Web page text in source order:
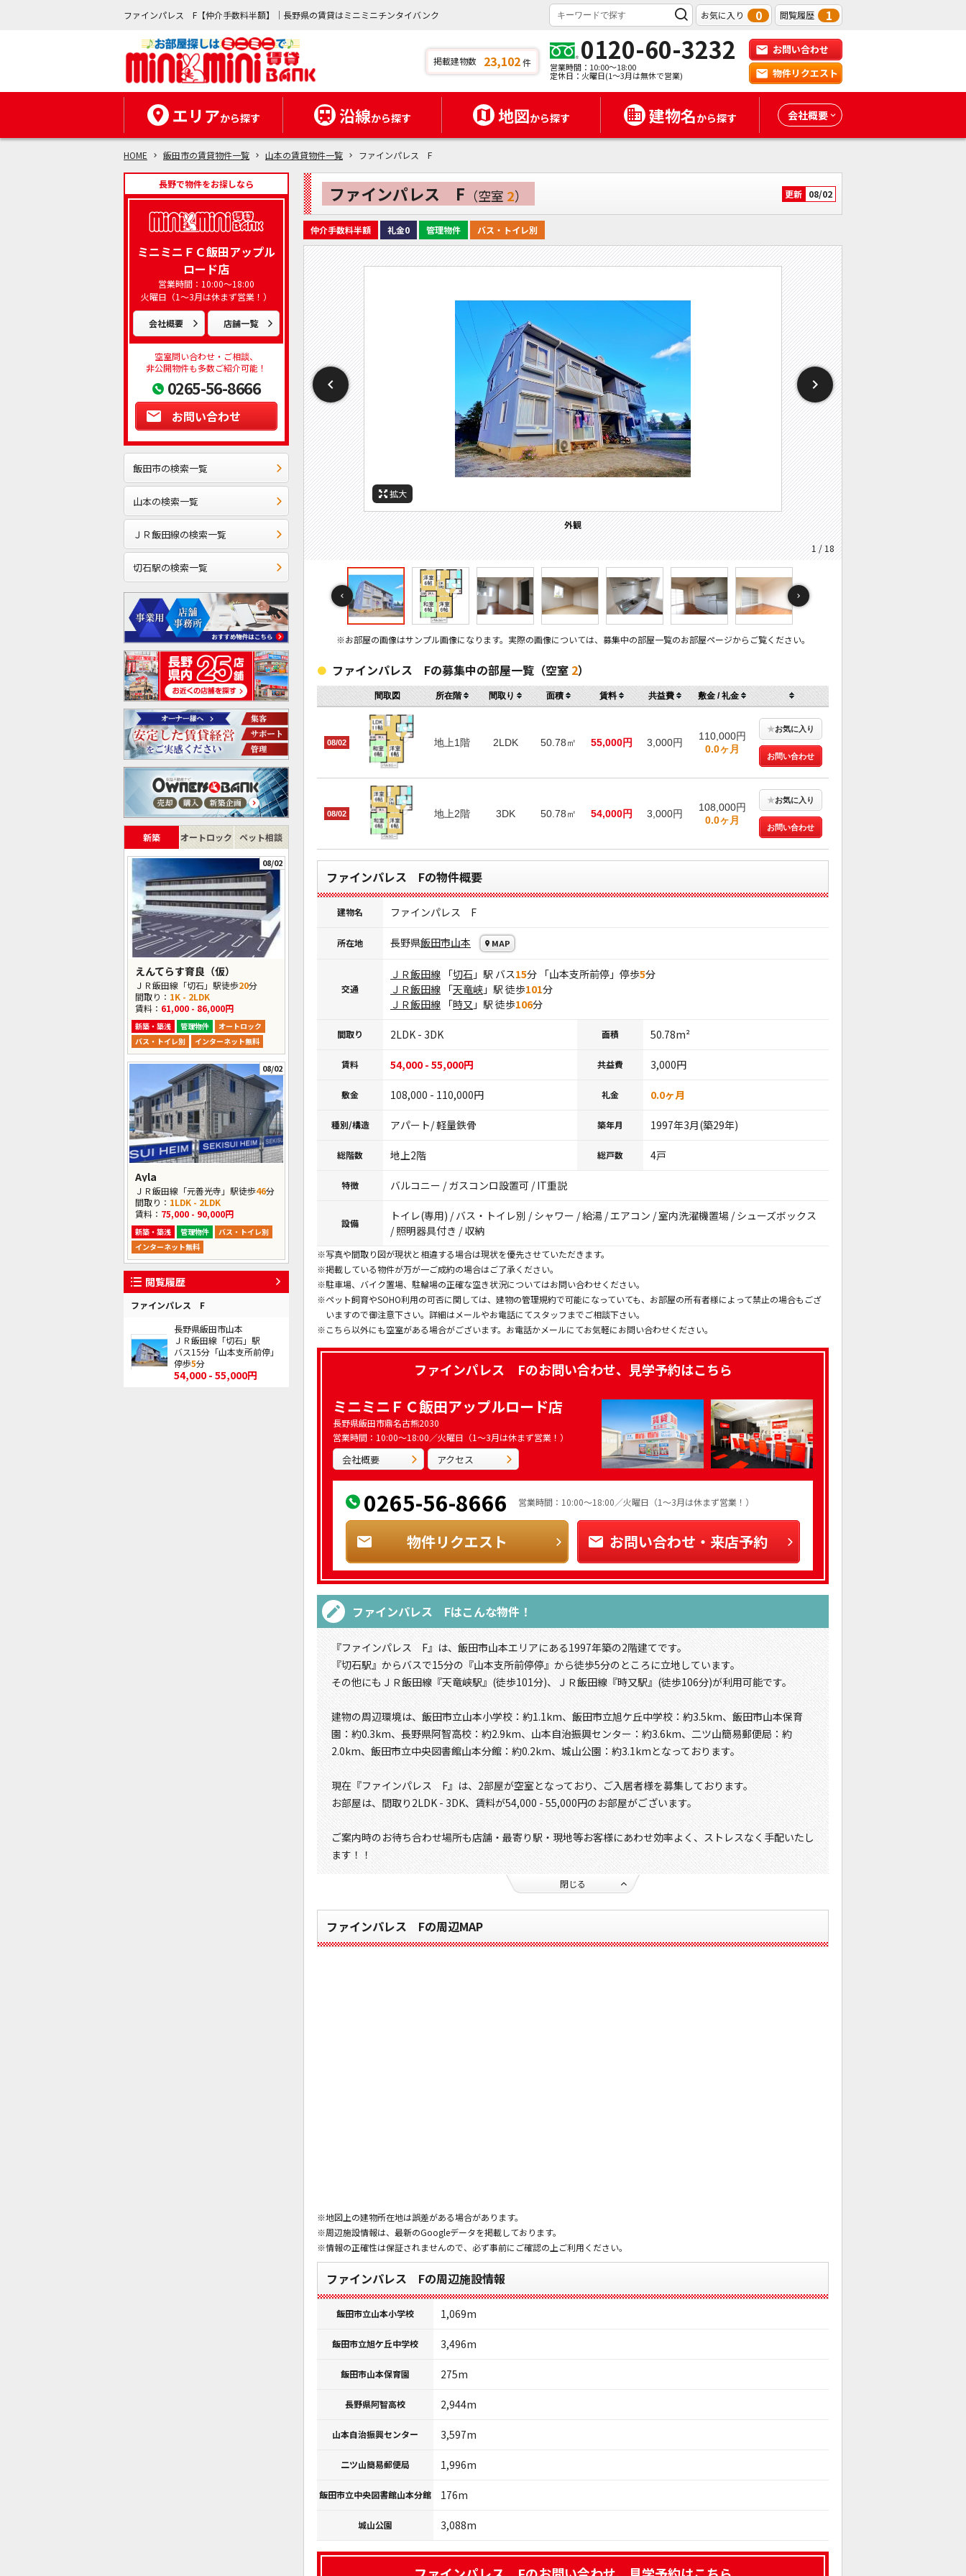
ファインパレス F【仲介手数料半額】｜長野県の賃貸はミニミニチンタイバンク お気に入り 0 閲覧履歴 1
掲載建物数 23,102件 0120-60-3232
営業時間：10:00～18:00
定休日：火曜日(1～3月は無休で営業)
お問い合わせ
物件リクエスト
エリアから探す 沿線から探す 地図から探す 建物名から探す 会社概要
HOME 飯田市の賃貸物件一覧 山本の賃貸物件一覧 ファインパレス F
長野で物件をお探しなら
ミニミニＦＣ飯田アップル
ロード店
営業時間：10:00～18:00
火曜日（1～3月は休まず営業！）
会社概要 店舗一覧
空室問い合わせ・ご相談、
非公開物件も多数ご紹介可能！
0265-56-8666
お問い合わせ
飯田市の検索一覧
山本の検索一覧
ＪＲ飯田線の検索一覧
切石駅の検索一覧
新築 オートロック ペット相談
08/02
えんてらす育良（仮）
ＪＲ飯田線「切石」駅徒歩20分
間取り： 1K - 2LDK
賃料： 61,000 - 86,000円
新築・築浅 管理物件
オートロック
バス・トイレ別
インターネット無料
08/02
Ayla
ＪＲ飯田線「元善光寺」駅徒歩46分
間取り： 1LDK - 2LDK
賃料： 75,000 - 90,000円
新築・築浅 管理物件
バス・トイレ別
インターネット無料
閲覧履歴
ファインパレス F
長野県飯田市山本
ＪＲ飯田線「切石」駅
バス15分「山本支所前停」
停歩5分
54,000 - 55,000円
ファインパレス F （空室 2） 更新 08/02
仲介手数料半額 礼金0 管理物件 バス・トイレ別
拡大
外観
1 / 18
拡大
間取
間取り
拡大
居間
拡大
居間
拡大
キッチン
拡大
キッチン
拡大
寝室
拡大
風呂
拡大
風呂
拡大
トイレ
拡大
収納
拡大
洗面
拡大
バルコニー
拡大
設備
拡大
玄関
拡大
その他画像
拡大
セキュリティ
拡大
周辺施設：中学校
※お部屋の画像はサンプル画像になります。実際の画像については、募集中の部屋一覧のお部屋ページからご覧ください。
ファインパレス Fの募集中の部屋一覧（空室 2）
間取図 所在階 間取り 面積 賃料 共益費 敷金 / 礼金
08/02 地上1階 2LDK 50.78㎡ 55,000円 3,000円
110,000円
0.0ヶ月
★お気に入り
お問い合わせ
08/02 地上2階 3DK 50.78㎡ 54,000円 3,000円
108,000円
0.0ヶ月
★お気に入り
お問い合わせ
ファインパレス Fの物件概要
建物名 ファインパレス F
所在地 長野県飯田市山本 MAP
交通
ＪＲ飯田線 「切石 」駅 バス15分 「山本支所前停」停歩5分
ＪＲ飯田線 「天竜峡 」駅 徒歩101分
ＪＲ飯田線 「時又 」駅 徒歩106分
間取り 2LDK - 3DK 面積 50.78m²
賃料 54,000 - 55,000円 共益費 3,000円
敷金 108,000 - 110,000円 礼金 0.0ヶ月
種別/構造 アパート/ 軽量鉄骨 築年月 1997年3月(築29年)
総階数 地上2階 総戸数 4戸
特徴 バルコニー / ガスコンロ設置可 / IT重説
設備
トイレ(専用) / バス・トイレ別 / シャワー / 給湯 / エアコン / 室内洗濯機置場 / シューズボックス
/ 照明器具付き / 収納
※写真や間取り図が現状と相違する場合は現状を優先させていただきます。
※掲載している物件が万が一ご成約の場合はご了承ください。
※駐車場、バイク置場、駐輪場の正確な空き状況についてはお問い合わせください。
※ペット飼育やSOHO利用の可否に関しては、建物の管理規約で可能になっていても、お部屋の所有者様によって禁止の場合もござ
いますので御注意下さい。詳細はメールやお電話にてスタッフまでご相談下さい。
※こちら以外にも空室がある場合がございます。お電話かメールにてお気軽にお問い合わせください。
ファインパレス Fのお問い合わせ、見学予約はこちら
ミニミニＦＣ飯田アップルロード店
長野県飯田市鼎名古熊2030
営業時間：10:00～18:00／火曜日（1～3月は休まず営業！）
会社概要 アクセス
0265-56-8666 営業時間：10:00～18:00／火曜日（1～3月は休まず営業！）
物件リクエスト お問い合わせ・来店予約
ファインパレス Fはこんな物件！
『ファインパレス F』は、飯田市山本エリアにある1997年築の2階建てです。
『切石駅』からバスで15分の『山本支所前停停』から徒歩5分のところに立地しています。
その他にもＪＲ飯田線『天竜峡駅』(徒歩101分)、ＪＲ飯田線『時又駅』(徒歩106分)が利用可能です。
建物の周辺環境は、飯田市立山本小学校：約1.1km、飯田市立旭ケ丘中学校：約3.5km、飯田市山本保育
園：約0.3km、長野県阿智高校：約2.9km、山本自治振興センター：約3.6km、二ツ山簡易郵便局：約
2.0km、飯田市立中央図書館山本分館：約0.2km、城山公園：約3.1kmとなっております。
現在『ファインパレス F』は、2部屋が空室となっており、ご入居者様を募集しております。
お部屋は、間取り2LDK - 3DK、賃料が54,000 - 55,000円のお部屋がございます。
ご案内時のお待ち合わせ場所も店舗・最寄り駅・現地等お客様にあわせ効率よく、ストレスなく手配いたし
ます！！
閉じる
ファインパレス Fの周辺MAP
※地図上の建物所在地は誤差がある場合があります。
※周辺施設情報は、最新のGoogleデータを掲載しております。
※情報の正確性は保証されませんので、必ず事前にご確認の上ご利用ください。
ファインパレス Fの周辺施設情報
飯田市立山本小学校 1,069m
飯田市立旭ケ丘中学校 3,496m
飯田市山本保育園 275m
長野県阿智高校 2,944m
山本自治振興センター 3,597m
二ツ山簡易郵便局 1,996m
飯田市立中央図書館山本分館 176m
城山公園 3,088m